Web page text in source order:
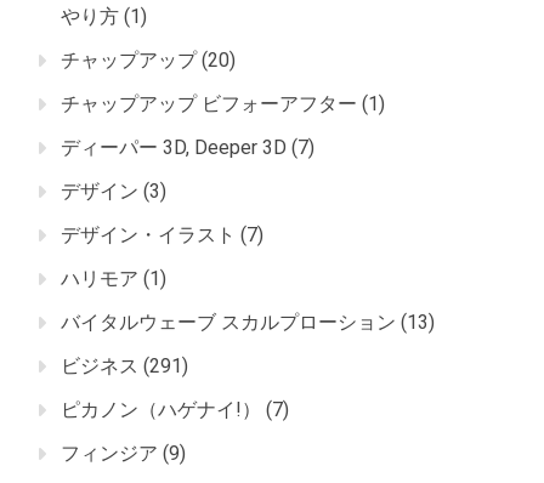
やり方 (1)
チャップアップ(20)
チャップアップ ビフォーアフター (1)
ディーパー 3D, Deeper 3D (7)
デザイン (3)
デザイン・イラスト (7)
ハリモア (1)
バイタルウェーブ スカルプローション (13)
ビジネス (291)
ピカノン（ハゲナイ!）
(7)
フィンジア (9)